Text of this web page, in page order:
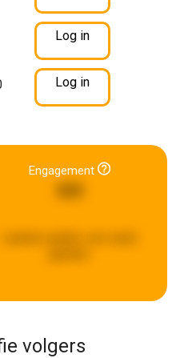
Log in
Log in
Engagement
volgers